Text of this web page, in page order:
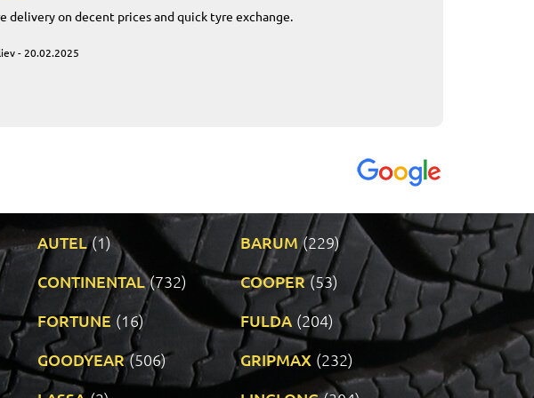
delivery on decent prices and quick tyre exchange.
- 20.02.2025
AUTEL (1) BARUM (229)
CONTINENTAL (732) COOPER (53)
FORTUNE (16) FULDA (204)
GOODYEAR (506) GRIPMAX (232)